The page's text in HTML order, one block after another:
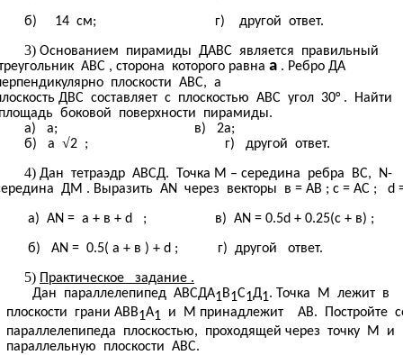
б) 14 см; г) другой ответ.
Основанием пирамиды ДАВС является правильный
АВС , сторона которого равнаа . Ребро ДА
плоскости АВС, а
ДВС составляет с плоскостью АВС угол 30° . Найти
боковой поверхности пирамиды.
а) а; в) 2а;
б) а√2 ; г) другой ответ.
Дан тетраэдр АВСД. Точка М – середина ребра ВС, N-
ДМ . Выразить АN через векторы в = АВ ; с = АС ; d
а) АN = а + в + d ; в) AN = 0.5d + 0.25(с + в) ;
б) AN = 0.5( а + в ) + d ; г) другой ответ.
Практическое задание .
Дан параллелепипед АВСДА1В1С1Д1. Точка М лежит в
плоскости грани АВВ1А1 и М принадлежит АВ. Постройте
параллелепипеда плоскостью, проходящей через точку М и
параллельную плоскости АВС.